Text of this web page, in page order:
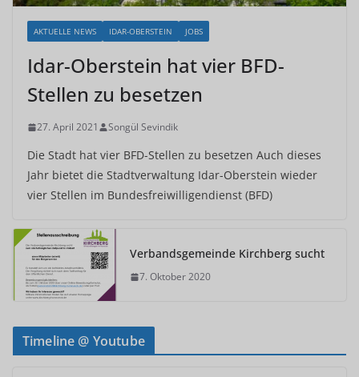
AKTUELLE NEWS IDAR-OBERSTEIN JOBS
Idar-Oberstein hat vier BFD-
Stellen zu besetzen
27. April 2021 Songül Sevindik
Die Stadt hat vier BFD-Stellen zu besetzen Auch dieses
Jahr bietet die Stadtverwaltung Idar-Oberstein wieder
vier Stellen im Bundesfreiwilligendienst (BFD)
Verbandsgemeinde Kirchberg sucht
7. Oktober 2020
Timeline @ Youtube